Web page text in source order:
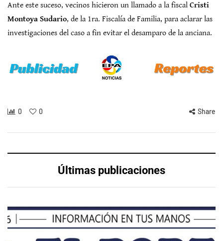
Ante este suceso, vecinos hicieron un llamado a la fiscal Cristi
Montoya Sudario, de la 1ra. Fiscalía de Familia, para aclarar las
investigaciones del caso a fin evitar el desamparo de la anciana.
0 0 Share
Últimas publicaciones